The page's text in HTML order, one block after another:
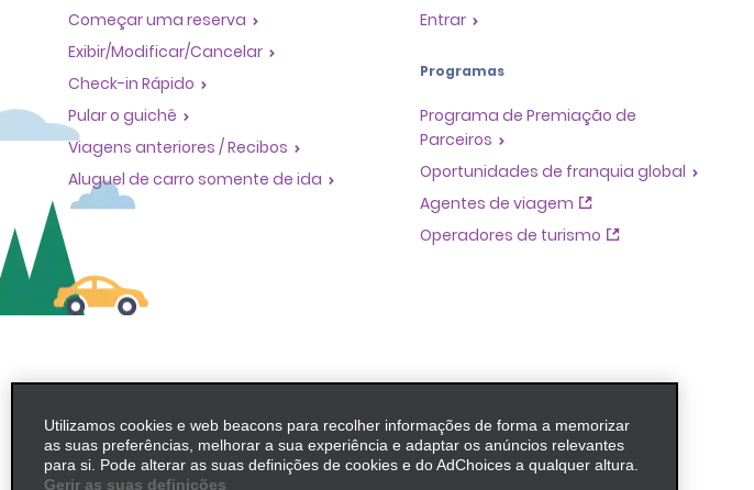
Começar uma reserva
Exibir/Modificar/Cancelar
Check-in Rápido
Pular o guichê
Viagens anteriores / Recibos
Aluguel de carro somente de ida
Entrar
Programas
Programa de Premiação de
Parceiros
Oportunidades de franquia global
Agentes de viagem
Operadores de turismo
Utilizamos cookies e web beacons para recolher informações de forma a memorizar
as suas preferências, melhorar a sua experiência e adaptar os anúncios relevantes
para si. Pode alterar as suas definições de cookies e do AdChoices a qualquer altura.
Gerir as suas definições